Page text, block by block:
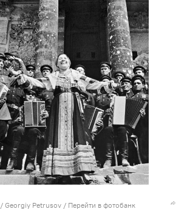
/ Georgiy Petrusov / Перейти в фотобанк